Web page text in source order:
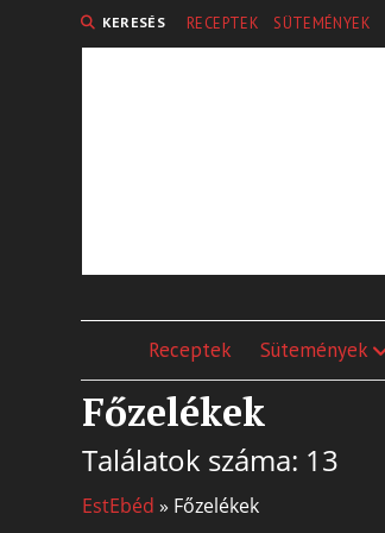
KERESÉS RECEPTEK SÜTEMÉNYEK
Receptek Sütemények
Főzelékek
Találatok száma: 13
EstEbéd » Főzelékek